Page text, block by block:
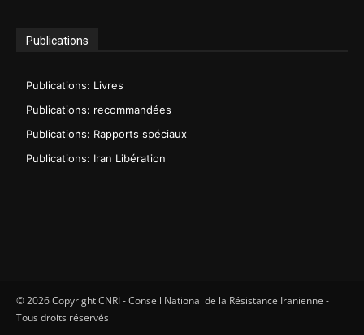
Publications
Publications: Livres
Publications: recommandées
Publications: Rapports spéciaux
Publications: Iran Libération
© 2026 Copyright CNRI - Conseil National de la Résistance Iranienne -
Tous droits réservés